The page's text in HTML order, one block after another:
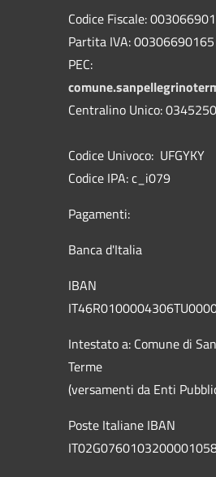
Codice Fiscale:
Partita IVA: 00306690165
PEC:
Centralino Unico:
Codice Univoco: UFGYKY
Codice IPA: c_i079
Pagamenti:
Banca d'Italia
IBAN
Intestato a: Comune di
Terme
(versamenti da Enti
Poste Italiane IBAN